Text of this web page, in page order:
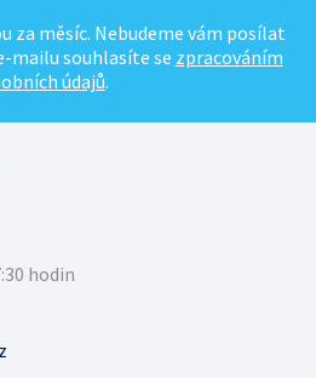
za měsíc. Nebudeme vám posílat
mailu souhlasíte se zpracováním
údajů.